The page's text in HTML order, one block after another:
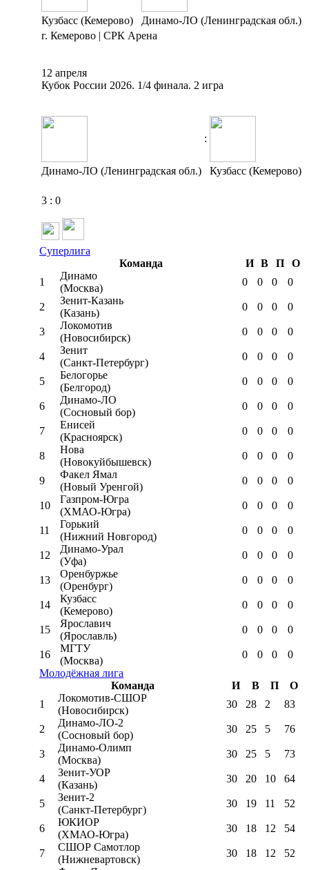
Кузбасс (Кемерово)
Динамо-ЛО (Ленинградская обл.)
г. Кемерово | СРК Арена
12 апреля
Кубок России 2026. 1/4 финала. 2 игра
:
Динамо-ЛО (Ленинградская обл.) Кузбасс (Кемерово)
3 : 0
Суперлига
Команда
И В П
О
1
Динамо
(Москва)
0 0 0 0
2
Зенит-Казань
(Казань)
0 0 0 0
3
Локомотив
(Новосибирск)
0 0 0 0
4
Зенит
(Санкт-Петербург)
0 0 0 0
5
Белогорье
(Белгород)
0 0 0 0
6
Динамо-ЛО
(Сосновый бор)
0 0 0 0
7
Енисей
(Красноярск)
0 0 0 0
8
Нова
(Новокуйбышевск)
0 0 0 0
9
Факел Ямал
(Новый Уренгой)
0 0 0 0
10
Газпром-Югра
(ХМАО-Югра)
0 0 0 0
11
Горький
(Нижний Новгород)
0 0 0 0
12
Динамо-Урал
(Уфа)
0 0 0 0
13
Оренбуржье
(Оренбург)
0 0 0 0
14
Кузбасс
(Кемерово)
0 0 0 0
15
Ярославич
(Ярославль)
0 0 0 0
16
МГТУ
(Москва)
0 0 0
0
Молодёжная лига
Команда
И В П
О
1
Локомотив-CШОР
(Новосибирск)
30 28 2 83
2
Динамо-ЛО-2
(Сосновый бор)
30 25 5 76
3
Динамо-Олимп
(Москва)
30 25 5 73
4
Зенит-УОР
(Казань)
30 20 10 64
5
Зенит-2
(Санкт-Петербург)
30 19 11 52
6
ЮКИОР
(ХМАО-Югра)
30 18 12 54
7
СШОР Самотлор
(Нижневартовск)
30 18 12 52